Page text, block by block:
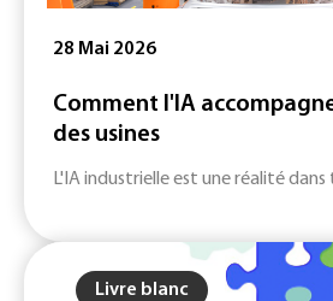
28 Mai 2026
Comment l'IA
des usines
L'IA industrielle est une réalité
Livre blanc